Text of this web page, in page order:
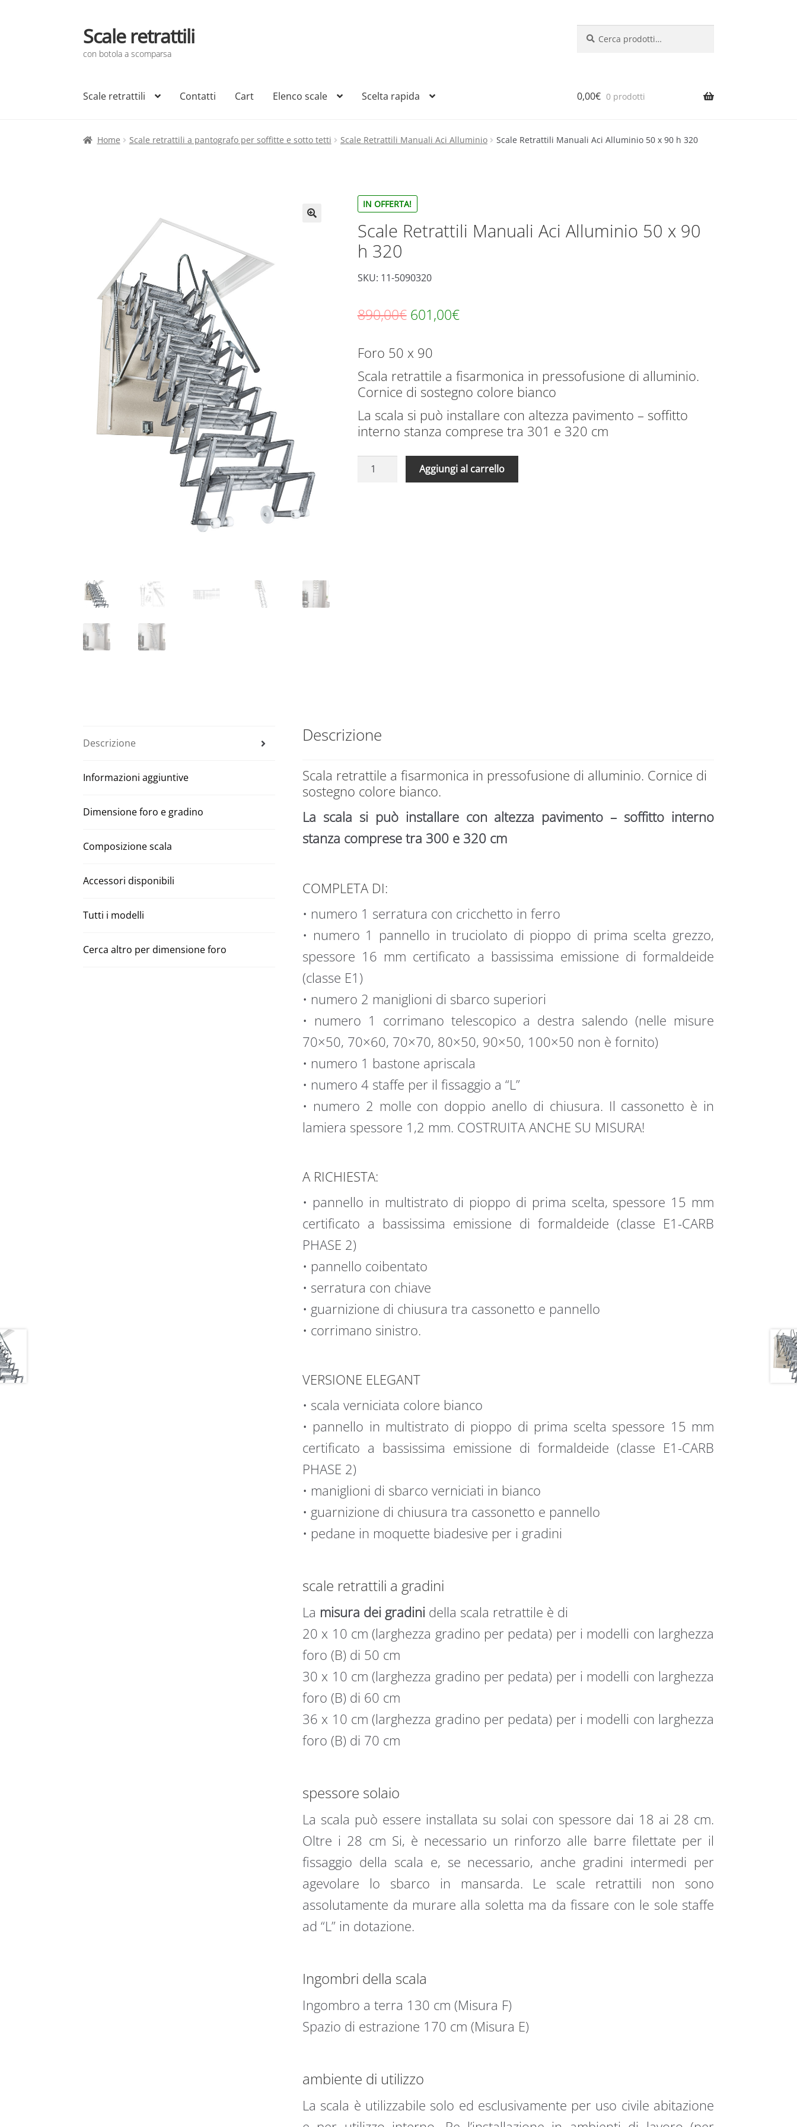
Vai
alla
navigazione
Vai
al
contenuto
Scale retrattili
con botola a scomparsa
Scale retrattili Contatti Cart Elenco scale Scelta rapida 0,00€ 0 prodotti
Home Scale retrattili a pantografo per soffitte e sotto tetti Scale Retrattili Manuali Aci Alluminio Scale Retrattili Manuali Aci Alluminio 50 x 90 h 320
IN OFFERTA!
Scale Retrattili Manuali Aci Alluminio 50 x 90
h 320
SKU: 11-5090320
890,00€ Il
originale
era:
890,00€.
601,00€Il
è:
601,00€.
Foro 50 x 90
Scala retrattile a fisarmonica in pressofusione di alluminio.
Cornice di sostegno colore bianco
La scala si può installare con altezza pavimento – soffitto
interno stanza comprese tra 301 e 320 cm
Scale
Aggiungi al carrello
Descrizione
Informazioni aggiuntive
Dimensione foro e gradino
Composizione scala
Accessori disponibili
Tutti i modelli
Cerca altro per dimensione foro
Descrizione
Scala retrattile a fisarmonica in pressofusione di alluminio. Cornice di
sostegno colore bianco.
La scala si può installare con altezza pavimento – soffitto interno
stanza comprese tra 300 e 320 cm
COMPLETA DI:
• numero 1 serratura con cricchetto in ferro
• numero 1 pannello in truciolato di pioppo di prima scelta grezzo,
spessore 16 mm certificato a bassissima emissione di formaldeide
(classe E1)
• numero 2 maniglioni di sbarco superiori
• numero 1 corrimano telescopico a destra salendo (nelle misure
70×50, 70×60, 70×70, 80×50, 90×50, 100×50 non è fornito)
• numero 1 bastone apriscala
• numero 4 staffe per il fissaggio a “L”
• numero 2 molle con doppio anello di chiusura. Il cassonetto è in
lamiera spessore 1,2 mm. COSTRUITA ANCHE SU MISURA!
A RICHIESTA:
• pannello in multistrato di pioppo di prima scelta, spessore 15 mm
certificato a bassissima emissione di formaldeide (classe E1-CARB
PHASE 2)
• pannello coibentato
• serratura con chiave
• guarnizione di chiusura tra cassonetto e pannello
• corrimano sinistro.
VERSIONE ELEGANT
• scala verniciata colore bianco
• pannello in multistrato di pioppo di prima scelta spessore 15 mm
certificato a bassissima emissione di formaldeide (classe E1-CARB
PHASE 2)
• maniglioni di sbarco verniciati in bianco
• guarnizione di chiusura tra cassonetto e pannello
• pedane in moquette biadesive per i gradini
scale retrattili a gradini
La misura dei gradini della scala retrattile è di
20 x 10 cm (larghezza gradino per pedata) per i modelli con larghezza
foro (B) di 50 cm
30 x 10 cm (larghezza gradino per pedata) per i modelli con larghezza
foro (B) di 60 cm
36 x 10 cm (larghezza gradino per pedata) per i modelli con larghezza
foro (B) di 70 cm
spessore solaio
La scala può essere installata su solai con spessore dai 18 ai 28 cm.
Oltre i 28 cm Si, è necessario un rinforzo alle barre filettate per il
fissaggio della scala e, se necessario, anche gradini intermedi per
agevolare lo sbarco in mansarda. Le scale retrattili non sono
assolutamente da murare alla soletta ma da fissare con le sole staffe
ad “L” in dotazione.
Ingombri della scala
Ingombro a terra 130 cm (Misura F)
Spazio di estrazione 170 cm (Misura E)
ambiente di utilizzo
La scala è utilizzabile solo ed esclusivamente per uso civile abitazione